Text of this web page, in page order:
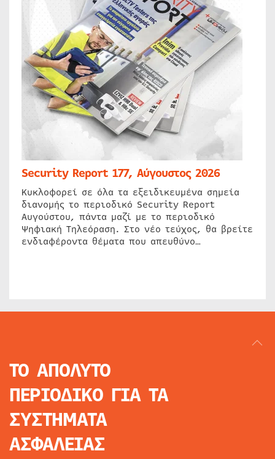
Security Report 177, Αύγουστος 2026
Κυκλοφορεί σε όλα τα εξειδικευμένα σημεία
διανομής το περιοδικό Security Report
Αυγούστου, πάντα μαζί με το περιοδικό
Ψηφιακή Τηλεόραση. Στο νέο τεύχος, θα βρείτε
ενδιαφέροντα θέματα που απευθύνο…
ΤΟ ΑΠΟΛΥΤΟ
ΠΕΡΙΟΔΙΚΟ ΓΙΑ ΤΑ
ΣΥΣΤΗΜΑΤΑ
ΑΣΦΑΛΕΙΑΣ